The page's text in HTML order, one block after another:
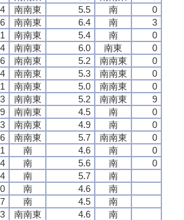
南南東 5.5 南
0
南南東 6.4 南
3
南南東 5.4 南
0
南南東 6.0 南東
0
南南東 5.2 南南東
0
南南東 5.3 南南東
0
南南東 5.0 南南東
0
南南東 5.2 南南東
9
南南東 4.5 南
0
南南東 4.9 南
0
南南東 5.7 南南東
0
南 4.6 南
0
南 5.6 南
0
南 5.7
南
南 4.6
南
南 4.5
南
南南東 4.6
南